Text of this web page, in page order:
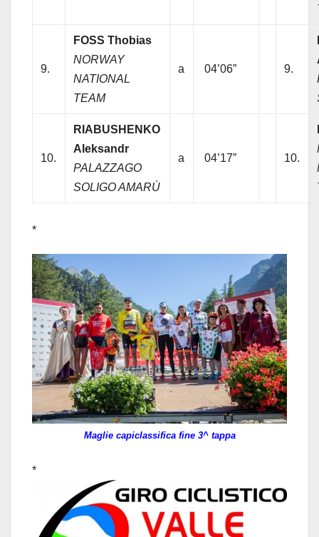
9.
FOSS Thobias
NORWAY
NATIONAL
TEAM
a 04’06” 9.
10.
RIABUSHENKO
Aleksandr
PALAZZAGO
SOLIGO AMARÙ
a 04’17” 10.
*
Maglie capiclassifica fine 3^ tappa
*